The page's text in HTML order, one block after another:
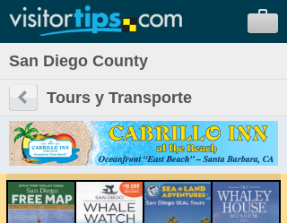
San Diego County
Tours y Transporte